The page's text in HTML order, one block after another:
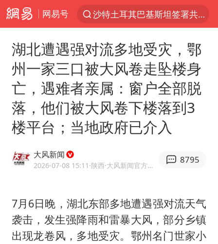
网易号
“电影+”如何激发千亿级消费新活力？
全球首个长时储能一体化产业园量产
台风白海豚已进入24小时警戒线
四川宜宾市高县4.9级地震致1人死亡
中国女篮70-67险胜尼日利亚女篮
国防部：中国军队坚决反制任何闹海挑衅图谋
国乒男单横滨冠军赛全军覆没
38岁演员求职万岁山NPC成功
日本试射“战斧”导弹，国防部回应
湖北遭遇强对流多地受灾，鄂
州一家三口被大风卷走坠楼身
亡，遇难者亲属：窗户全部脱
落，他们被大风卷下楼落到3
楼平台；当地政府已介入
大风新闻
2026-07-08 15:11 ·陕西 ·大风新闻官方账号
8795
7月6日晚，湖北东部多地遭遇强对流天气
袭击，发生强降雨和雷暴大风，部分乡镇
出现龙卷风，多地受灾。鄂州名门世家小